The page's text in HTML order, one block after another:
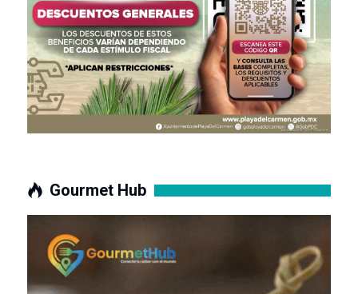
Gourmet Hub